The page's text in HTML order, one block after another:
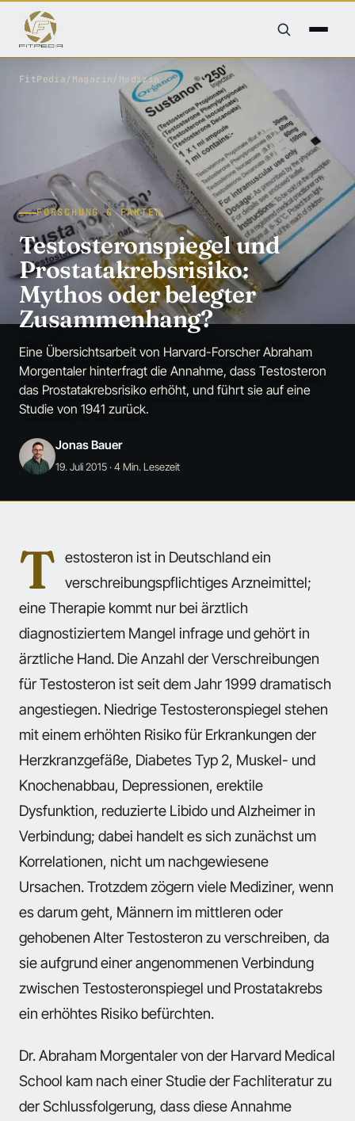
FitPedia / Magazin / Medizin
FORSCHUNG & FAKTEN
Testosteronspiegel und
Prostatakrebsrisiko:
Mythos oder belegter
Zusammenhang?
Eine Übersichtsarbeit von Harvard-Forscher Abraham
Morgentaler hinterfragt die Annahme, dass Testosteron
das Prostatakrebsrisiko erhöht, und führt sie auf eine
Studie von 1941 zurück.
Jonas Bauer
19. Juli 2015· 4 Min. Lesezeit
T estosteron ist in Deutschland ein
verschreibungspflichtiges Arzneimittel;
eine Therapie kommt nur bei ärztlich
diagnostiziertem Mangel infrage und gehört in
ärztliche Hand. Die Anzahl der Verschreibungen
für Testosteron ist seit dem Jahr 1999 dramatisch
angestiegen. Niedrige Testosteronspiegel stehen
mit einem erhöhten Risiko für Erkrankungen der
Herzkranzgefäße, Diabetes Typ 2, Muskel- und
Knochenabbau, Depressionen, erektile
Dysfunktion, reduzierte Libido und Alzheimer in
Verbindung; dabei handelt es sich zunächst um
Korrelationen, nicht um nachgewiesene
Ursachen. Trotzdem zögern viele Mediziner, wenn
es darum geht, Männern im mittleren oder
gehobenen Alter Testosteron zu verschreiben, da
sie aufgrund einer angenommenen Verbindung
zwischen Testosteronspiegel und Prostatakrebs
ein erhöhtes Risiko befürchten.
Dr. Abraham Morgentaler von der Harvard Medical
School kam nach einer Studie der Fachliteratur zu
der Schlussfolgerung, dass diese Annahme